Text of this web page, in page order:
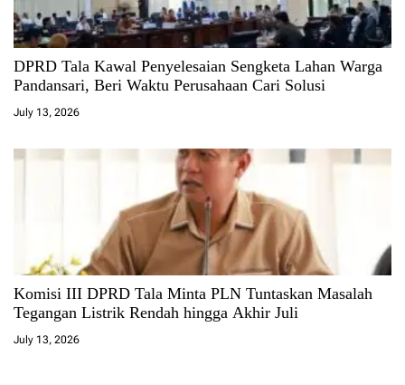
DPRD Tala Kawal Penyelesaian Sengketa Lahan Warga
Pandansari, Beri Waktu Perusahaan Cari Solusi
July 13, 2026
Komisi III DPRD Tala Minta PLN Tuntaskan Masalah
Tegangan Listrik Rendah hingga Akhir Juli
July 13, 2026